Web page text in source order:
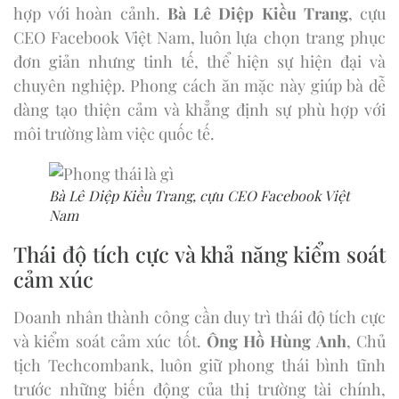
hợp với hoàn cảnh. Bà Lê Diệp Kiều Trang, cựu
CEO Facebook Việt Nam, luôn lựa chọn trang phục
đơn giản nhưng tinh tế, thể hiện sự hiện đại và
chuyên nghiệp. Phong cách ăn mặc này giúp bà dễ
dàng tạo thiện cảm và khẳng định sự phù hợp với
môi trường làm việc quốc tế.
Bà Lê Diệp Kiều Trang, cựu CEO Facebook Việt
Nam
Thái độ tích cực và khả năng kiểm soát
cảm xúc
Doanh nhân thành công cần duy trì thái độ tích cực
và kiểm soát cảm xúc tốt. Ông Hồ Hùng Anh, Chủ
tịch Techcombank, luôn giữ phong thái bình tĩnh
trước những biến động của thị trường tài chính,